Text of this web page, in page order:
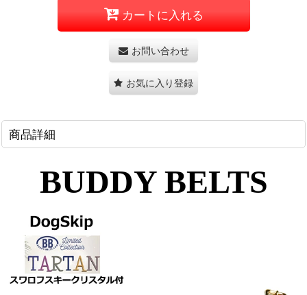
カートに入れる
お問い合わせ
お気に入り登録
商品詳細
BUDDY BELTS